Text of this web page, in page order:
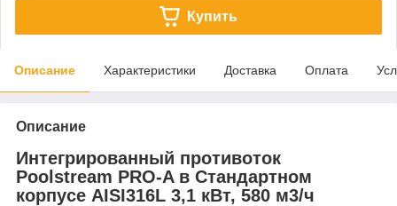
Купить
Описание Характеристики Доставка Оплата
Описание
Интегрированный противоток
Poolstream PRO-A в Стандартном
корпусе AISI316L 3,1 кВт, 580 м3/ч